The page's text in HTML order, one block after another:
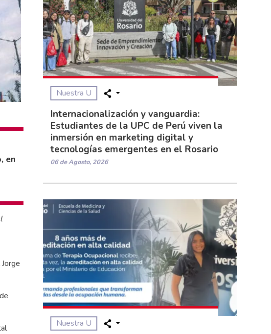
en
Nuestra U
Internacionalización y vanguardia:
Estudiantes de la UPC de Perú viven la
inmersión en marketing digital y
tecnologías emergentes en el Rosario
06 de Agosto, 2026
Nuestra U